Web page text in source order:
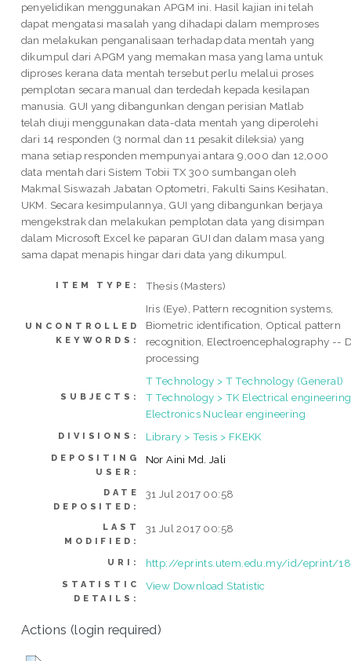
penyelidikan menggunakan APGM ini. Hasil kajian ini telah
dapat mengatasi masalah yang dihadapi dalam memproses
dan melakukan penganalisaan terhadap data mentah yang
dikumpul dari APGM yang memakan masa yang lama untuk
diproses kerana data mentah tersebut perlu melalui proses
pemplotan secara manual dan terdedah kepada kesilapan
manusia. GUI yang dibangunkan dengan perisian Matlab
telah diuji menggunakan data-data mentah yang diperolehi
dari 14 responden (3 normal dan 11 pesakit dileksia) yang
mana setiap responden mempunyai antara 9,000 dan 12,000
data mentah dari Sistem Tobii TX 300 sumbangan oleh
Makmal Siswazah Jabatan Optometri, Fakulti Sains Kesihatan,
UKM. Secara kesimpulannya, GUI yang dibangunkan berjaya
mengekstrak dan melakukan pemplotan data yang disimpan
dalam Microsoft Excel ke paparan GUI dan dalam masa yang
sama dapat menapis hingar dari data yang dikumpul.
ITEM TYPE: Thesis (Masters)
UNCONTROLLED
KEYWORDS:
Iris (Eye), Pattern recognition systems,
Biometric identification, Optical pattern
recognition, Electroencephalography --
processing
SUBJECTS:
T Technology > T Technology (General)
T Technology > TK Electrical
Electronics Nuclear engineering
DIVISIONS: Library > Tesis > FKEKK
DEPOSITING
USER:
Nor Aini Md. Jali
DATE
DEPOSITED:
31 Jul 2017 00:58
LAST
MODIFIED:
31 Jul 2017 00:58
URI: http://eprints.utem.edu.my/id/eprint/
STATISTIC
DETAILS:
View Download Statistic
Actions (login required)